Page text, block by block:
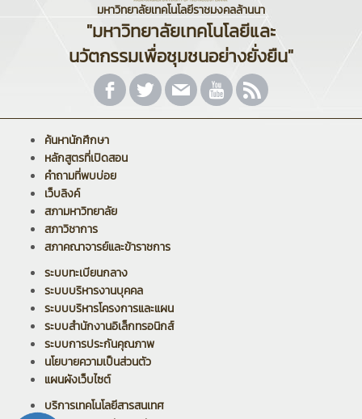
มหาวิทยาลัยเทคโนโลยีราชมงคลล้านนา
"มหาวิทยาลัยเทคโนโลยีและ
นวัตกรรมเพื่อชุมชนอย่างยั่งยืน"
ค้นหานักศึกษา
หลักสูตรที่เปิดสอน
คำถามที่พบบ่อย
เว็บลิงค์
สภามหาวิทยาลัย
สภาวิชาการ
สภาคณาจารย์และข้าราชการ
ระบบทะเบียนกลาง
ระบบบริหารงานบุคคล
ระบบบริหารโครงการและแผน
ระบบสำนักงานอิเล็กทรอนิกส์
ระบบการประกันคุณภาพ
นโยบายความเป็นส่วนตัว
แผนผังเว็บไซต์
บริการเทคโนโลยีสารสนเทศ